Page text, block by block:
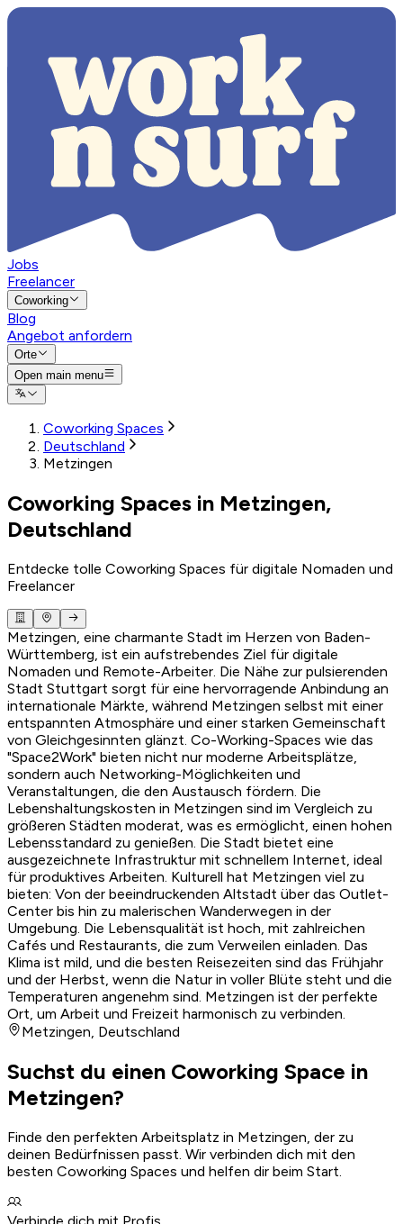
Jobs
Freelancer
Coworking
Blog
Angebot anfordern
Orte
Open main menu
Coworking Spaces
Deutschland
Metzingen
Coworking Spaces in Metzingen,
Deutschland
Entdecke tolle Coworking Spaces für digitale Nomaden und
Freelancer
Metzingen, eine charmante Stadt im Herzen von Baden-
Württemberg, ist ein aufstrebendes Ziel für digitale
Nomaden und Remote-Arbeiter. Die Nähe zur pulsierenden
Stadt Stuttgart sorgt für eine hervorragende Anbindung an
internationale Märkte, während Metzingen selbst mit einer
entspannten Atmosphäre und einer starken Gemeinschaft
von Gleichgesinnten glänzt. Co-Working-Spaces wie das
"Space2Work" bieten nicht nur moderne Arbeitsplätze,
sondern auch Networking-Möglichkeiten und
Veranstaltungen, die den Austausch fördern. Die
Lebenshaltungskosten in Metzingen sind im Vergleich zu
größeren Städten moderat, was es ermöglicht, einen hohen
Lebensstandard zu genießen. Die Stadt bietet eine
ausgezeichnete Infrastruktur mit schnellem Internet, ideal
für produktives Arbeiten. Kulturell hat Metzingen viel zu
bieten: Von der beeindruckenden Altstadt über das Outlet-
Center bis hin zu malerischen Wanderwegen in der
Umgebung. Die Lebensqualität ist hoch, mit zahlreichen
Cafés und Restaurants, die zum Verweilen einladen. Das
Klima ist mild, und die besten Reisezeiten sind das Frühjahr
und der Herbst, wenn die Natur in voller Blüte steht und die
Temperaturen angenehm sind. Metzingen ist der perfekte
Ort, um Arbeit und Freizeit harmonisch zu verbinden.
Metzingen, Deutschland
Suchst du einen Coworking Space in
Metzingen?
Finde den perfekten Arbeitsplatz in Metzingen, der zu
deinen Bedürfnissen passt. Wir verbinden dich mit den
besten Coworking Spaces und helfen dir beim Start.